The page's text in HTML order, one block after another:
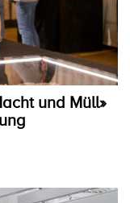
und Müll»